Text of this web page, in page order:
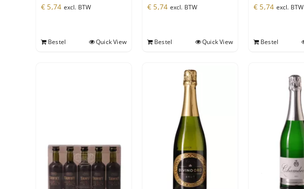
€ 5,74 excl. BTW
Bestel Quick View
€ 5,74 excl. BTW
Bestel Quick View
€ 5,74 excl. BTW
Bestel